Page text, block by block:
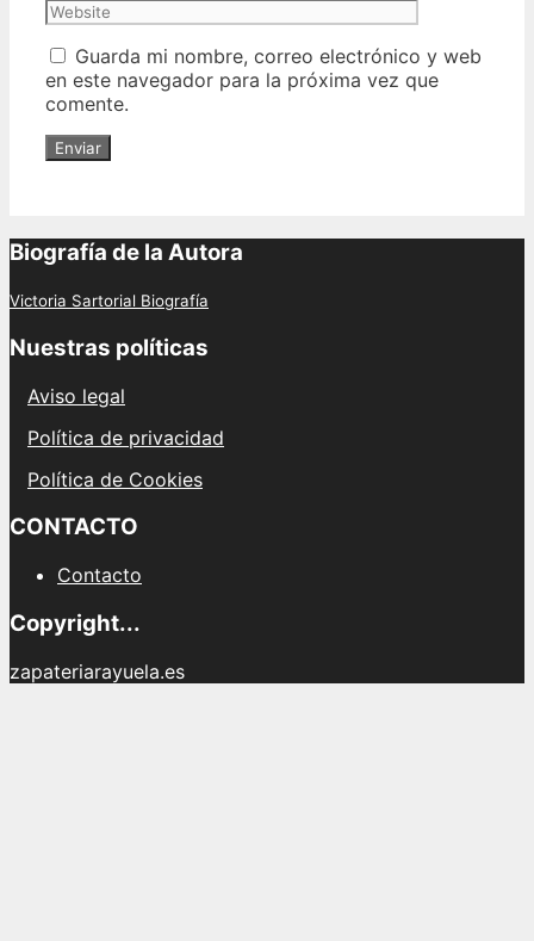
Guarda mi nombre, correo electrónico y web
en este navegador para la próxima vez que
comente.
Biografía de la Autora
Victoria Sartorial Biografía
Nuestras políticas
Aviso legal
Política de privacidad
Política de Cookies
CONTACTO
Contacto
Copyright...
zapateriarayuela.es